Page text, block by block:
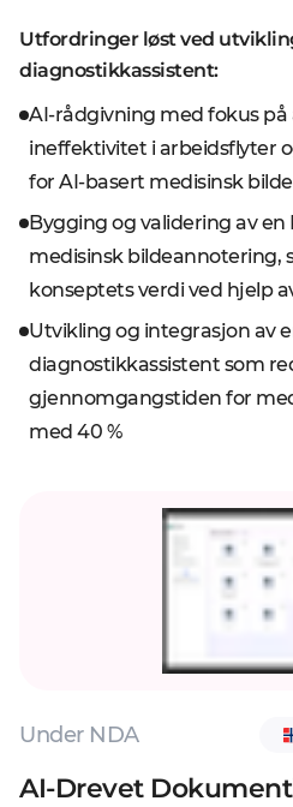
Utfordringer løst ved
diagnostikkassistent:
AI-rådgivning med fokus på
ineffektivitet i arbeidsflyter
for AI-basert medisinsk
Bygging og validering av
medisinsk bildeannotering,
konseptets verdi ved hjelp
Utvikling og integrasjon av
diagnostikkassistent som
gjennomgangstiden for
med 40 %
Under NDA
AI-Drevet